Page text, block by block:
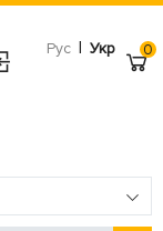
Рус | Укр 0